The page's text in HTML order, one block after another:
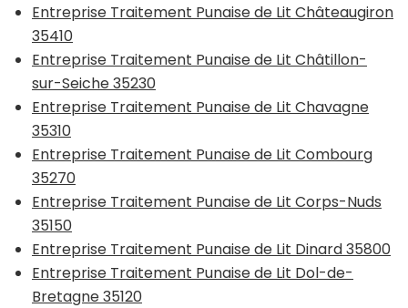
Entreprise Traitement Punaise de Lit Châteaugiron
35410
Entreprise Traitement Punaise de Lit Châtillon-
sur-Seiche 35230
Entreprise Traitement Punaise de Lit Chavagne
35310
Entreprise Traitement Punaise de Lit Combourg
35270
Entreprise Traitement Punaise de Lit Corps-Nuds
35150
Entreprise Traitement Punaise de Lit Dinard 35800
Entreprise Traitement Punaise de Lit Dol-de-
Bretagne 35120